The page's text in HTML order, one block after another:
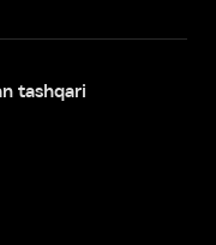
tashqari